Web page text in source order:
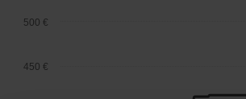
450 €
500 €